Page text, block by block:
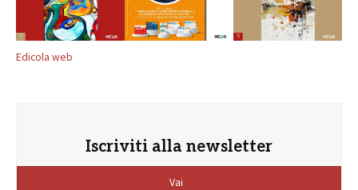
Edicola web
Iscriviti alla newsletter
Vai